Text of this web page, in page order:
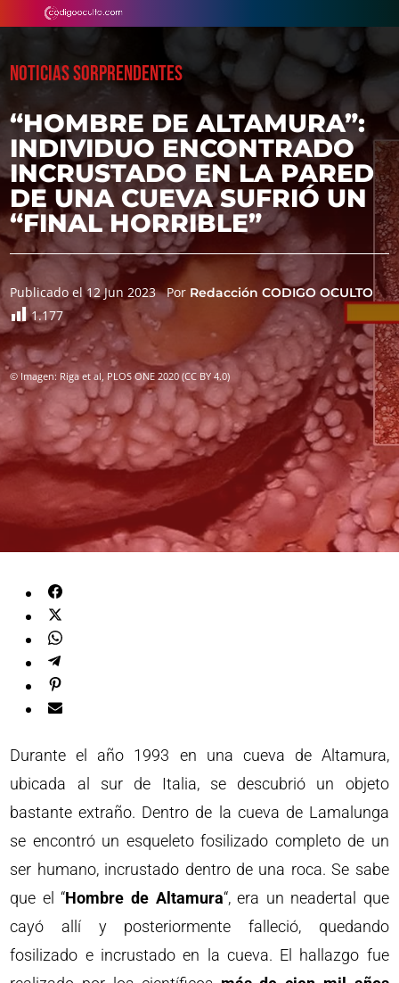
NOTICIAS SORPRENDENTES
“HOMBRE DE ALTAMURA”:
INDIVIDUO ENCONTRADO
INCRUSTADO EN LA PARED
DE UNA CUEVA SUFRIÓ UN
“FINAL HORRIBLE”
Publicado el 12 Jun 2023 Por Redacción CODIGO OCULTO
1.177
© Imagen: Riga et al, PLOS ONE 2020 (CC BY 4.0)
Durante el año 1993 en una cueva de Altamura,
ubicada al sur de Italia, se descubrió un objeto
bastante extraño. Dentro de la cueva de Lamalunga
se encontró un esqueleto fosilizado completo de un
ser humano, incrustado dentro de una roca. Se sabe
que el “Hombre de Altamura“, era un neadertal que
cayó allí y posteriormente falleció, quedando
fosilizado e incrustado en la cueva. El hallazgo fue